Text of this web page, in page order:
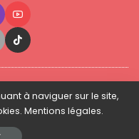
● Mentions légales
droits réservés.
à naviguer sur le site,
Mentions légales.